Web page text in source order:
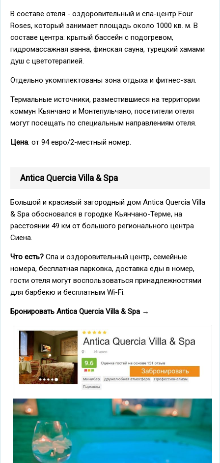
В составе отеля - оздоровительный и спа-центр Four
Roses, который занимает площадь около 1000 кв. м. В
составе центра: крытый бассейн с подогревом,
гидромассажная ванна, финская сауна, турецкий хамами
душ с цветотерапией.
Отдельно укомплектованы зона отдыха и фитнес-зал.
Термальные источники, разместившиеся на территории
коммун Кьянчано и Монтепульчано, посетители отеля
могут посещать по специальным направлениям отеля.
Цена: от 94 евро/2-местный номер.
Antica Quercia Villa & Spa
Большой и красивый загородный дом Antica Quercia Villa
& Spa обосновался в городке Кьянчано-Терме, на
расстоянии 49 км от большого регионального центра
Сиена.
Что есть? Спа и оздоровительный центр, семейные
номера, бесплатная парковка, доставка еды в номер,
гости отеля могут воспользоваться принадлежностями
для барбекю и бесплатным Wi-Fi.
Бронировать Antica Quercia Villa & Spa →